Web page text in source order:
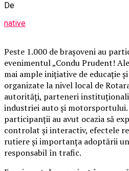
De
native
Peste 1.000 de brașoveni au
evenimentul „Condu Prudent!
mai ample inițiative de educație
organizate la nivel local de
autorități, parteneri
industriei auto și
participanții au avut ocazia să
controlat și interactiv, efectele
rutiere și importanța adoptării
responsabil în trafic.